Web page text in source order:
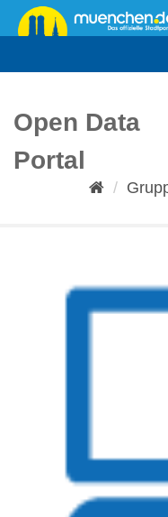
Überspringen
zum
Open Data
Portal